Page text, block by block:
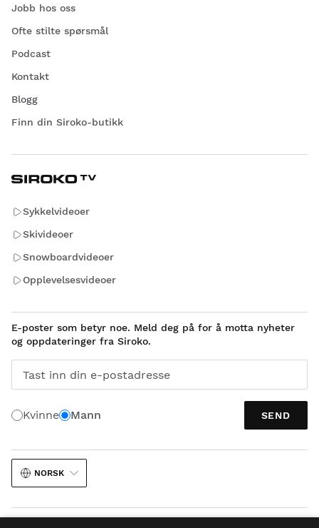
Jobb hos oss
Ofte stilte spørsmål
Podcast
Kontakt
Blogg
Finn din Siroko-butikk
Sykkelvideoer
Skivideoer
Snowboardvideoer
Opplevelsesvideoer
E-poster som betyr noe. Meld deg på for å motta nyheter
og oppdateringer fra Siroko.
Tast inn din e-postadresse
Kvinne Mann SEND
NORSK